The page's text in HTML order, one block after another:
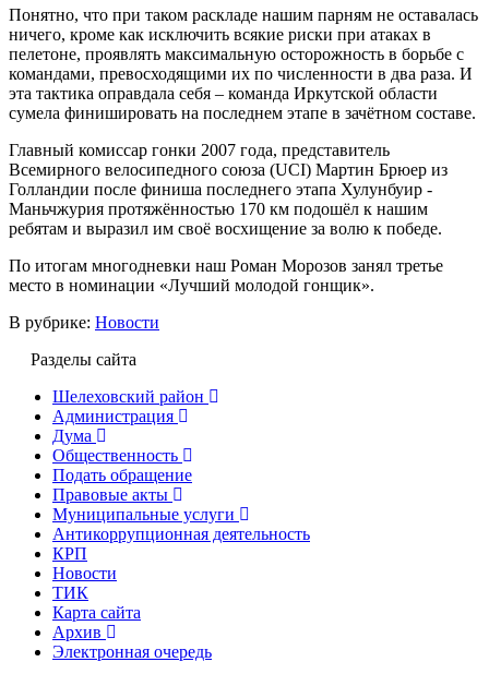
Понятно, что при таком раскладе нашим парням не оставалась
ничего, кроме как исключить всякие риски при атаках в
пелетоне, проявлять максимальную осторожность в борьбе с
командами, превосходящими их по численности в два раза. И
эта тактика оправдала себя – команда Иркутской области
сумела финишировать на последнем этапе в зачётном составе.
Главный комиссар гонки 2007 года, представитель
Всемирного велосипедного союза (UCI) Мартин Брюер из
Голландии после финиша последнего этапа Хулунбуир -
Маньчжурия протяжённостью 170 км подошёл к нашим
ребятам и выразил им своё восхищение за волю к победе.
По итогам многодневки наш Роман Морозов занял третье
место в номинации «Лучший молодой гонщик».
В рубрике: Новости
Разделы сайта
Шелеховский район
Администрация
Дума
Общественность
Подать обращение
Правовые акты
Муниципальные услуги
Антикоррупционная деятельность
КРП
Новости
ТИК
Карта сайта
Архив
Электронная очередь